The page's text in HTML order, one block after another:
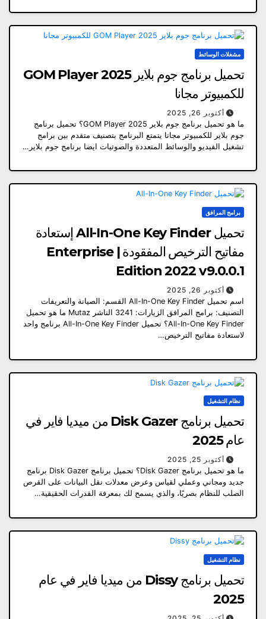
مشغلات الوسائط
تحميل برنامج جوم بلاير 2025 GOM Player
للكمبيوتر مجانا
أكتوبر 26, 2025
ما هو تحميل برنامج جوم بلاير 2025 GOM Player؟ تحميل برنامج
جوم بلاير للكمبيوتر مجانا يتمتع البرنامج بتصنيف متقدم بين برامج
تشغيل الفيديو والوسائط المتعددة والصوتيات ايضا برنامج جوم بلاير…
برامج المرافق
تحميل All-In-One Key Finder إستعادة
مفاتيح الترخيص المفقودة | Enterprise
Edition 2022 v9.0.0.1
أكتوبر 26, 2025
اسم تحميل All-In-One Key Finder القسم: الصيانة والتعريفات
التصنيف: برامج المرافق الزيارات: 3241 الناشر Mutaz ما هو تحميل
All-In-One Key Finder؟ تحميل All-In-One Key Finder برنامج واحد
لاستعادة مفاتيح الترخيص…
نظام التشغيل
تحميل برنامج Disk Gazer من ميديا فاير في
عام 2025
أكتوبر 25, 2025
ما هو تحميل برنامج Disk Gazer؟ تحميل برنامج Disk Gazer برنامج
جديد ومجاني وعملي لقياس وعرض معدلات نقل البيانات على القرص
الصلب للنظام بصريًا، والذي يسمح لك بمعرفة القدرات الحقيقية…
نظام التشغيل
تحميل برنامج Dissy من ميديا فاير في عام
2025